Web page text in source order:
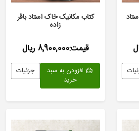
خطی جلد 2 استاد کتاب مکانیک خاک استاد باقر
زاده
قیمت:8,900,000 ریال
افزودن به سبد
خرید
جزئیات